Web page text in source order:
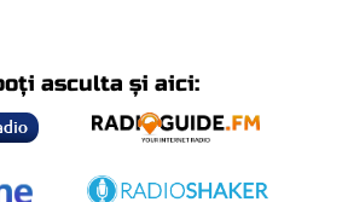
asculta și aici: